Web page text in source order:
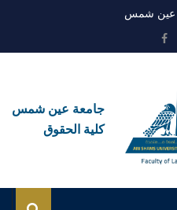
عين شمس
جامعة عين شمس
كلية الحقوق